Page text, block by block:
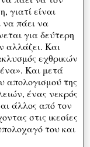
γιατί είναι
να πάει να
για δεύτερη
αλλάζει. Και
εχθρικών
Και μετά
απολογισμού της
ένας νεκρός
άλλος από τον
στις ικεσίες
του και